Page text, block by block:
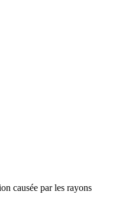
causée par les rayons